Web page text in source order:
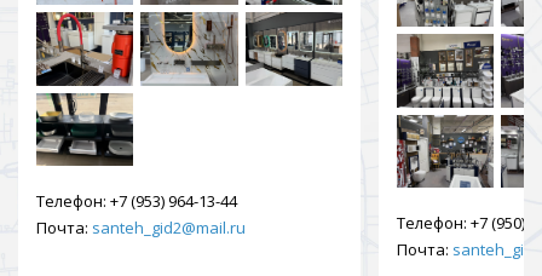
Телефон: +7 (953) 964-13-44
Почта: santeh_gid2@mail.ru Телефон: +7 (950)
Почта: